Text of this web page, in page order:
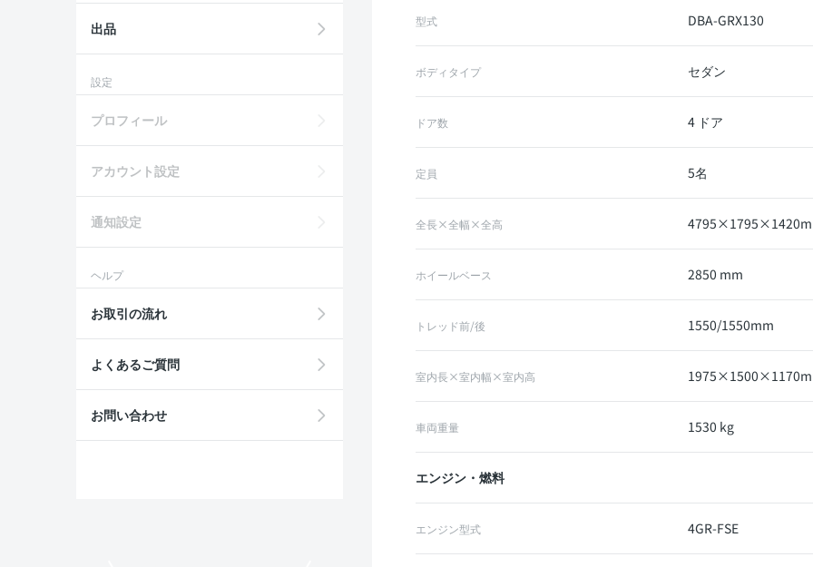
型式 DBA-GRX130
ボディタイプ セダン
ドア数 4 ドア
定員 5名
全長×全幅×全高
ホイールベース 2850 mm
トレッド前/後 1550/1550mm
室内長×室内幅×室内高
車両重量 1530 kg
エンジン・燃料
エンジン型式 4GR-FSE
出品
設定
プロフィール
アカウント設定
通知設定
ヘルプ
お取引の流れ
よくあるご質問
お問い合わせ